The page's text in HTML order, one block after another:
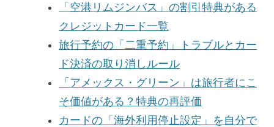
「空港リムジンバス」の割引特典がある
クレジットカード一覧
旅行予約の「二重予約」トラブルとカー
ド決済の取り消しルール
「アメックス・グリーン」は旅行者にこ
そ価値がある？特典の再評価
カードの「海外利用停止設定」を自分で